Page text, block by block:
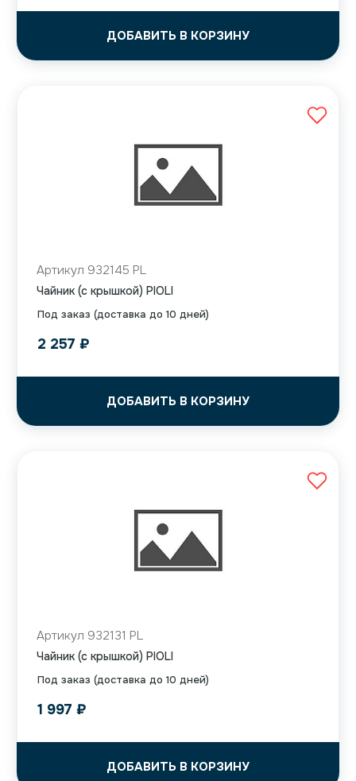
ДОБАВИТЬ В КОРЗИНУ
Под заказ (доставка до 10 дней)
Артикул 932145 PL
Чайник (с крышкой) PIOLI
2 257 ₽
ДОБАВИТЬ В КОРЗИНУ
Под заказ (доставка до 10 дней)
Артикул 932131 PL
Чайник (с крышкой) PIOLI
1 997 ₽
ДОБАВИТЬ В КОРЗИНУ